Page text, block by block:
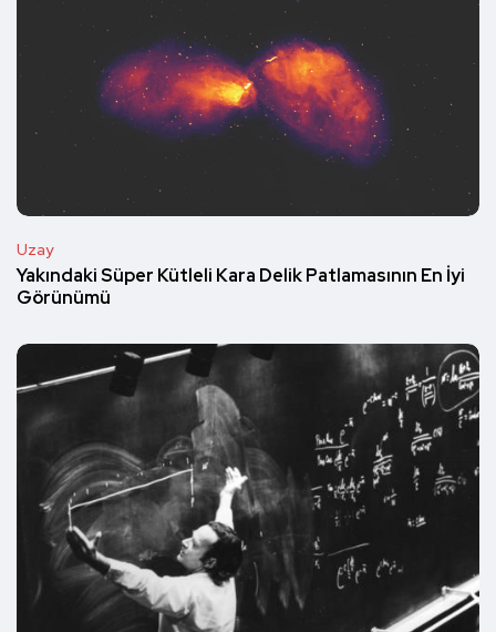
Uzay
Yakındaki Süper Kütleli Kara Delik Patlamasının En İyi
Görünümü